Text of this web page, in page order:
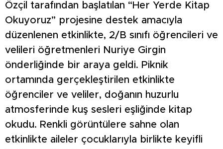
Özçil tarafından başlatılan “Her Yerde Kitap
Okuyoruz” projesine destek amacıyla
düzenlenen etkinlikte, 2/B sınıfı öğrencileri ve
velileri öğretmenleri Nuriye Girgin
önderliğinde bir araya geldi. Piknik
ortamında gerçekleştirilen etkinlikte
öğrenciler ve veliler, doğanın huzurlu
atmosferinde kuş sesleri eşliğinde kitap
okudu. Renkli görüntülere sahne olan
etkinlikte aileler çocuklarıyla birlikte keyifli